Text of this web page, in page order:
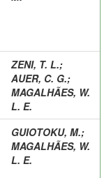
ZENI, T. L.;
AUER, C. G.;
MAGALHÃES, W.
L. E.
GUIOTOKU, M.;
MAGALHÃES, W.
L. E.